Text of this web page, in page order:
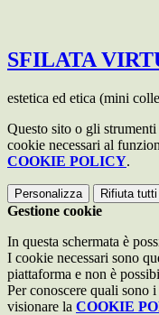
SFILATA
estetica ed etica (mini
Questo sito o gli
cookie necessari al
COOKIE POLICY.
Personalizza Rifiuta tutti
Gestione cookie
In questa schermata è
I cookie necessari sono
piattaforma e non è
Per conoscere quali sono
visionare la COOKIE